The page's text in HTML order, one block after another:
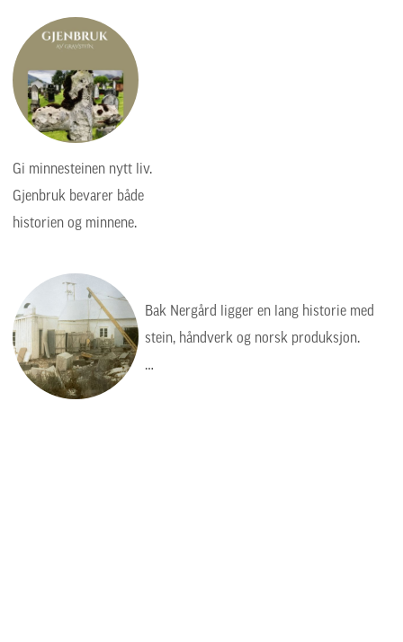
Gi minnesteinen nytt liv.
Gjenbruk bevarer både
historien og minnene.
Bak Nergård ligger en lang historie med
stein, håndverk og norsk produksjon.